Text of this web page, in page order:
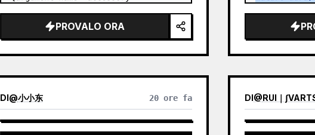
PROVALO ORA
in an aband…
DI@小小东 20 ore fa DI@RUI｜